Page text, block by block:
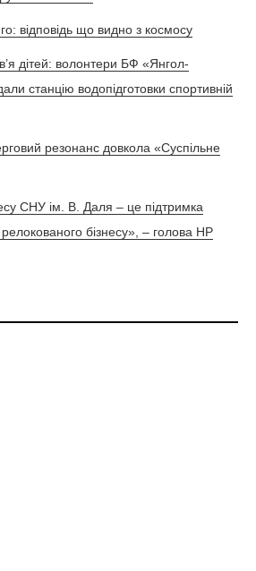
відповідь що видно з космосу
дітей: волонтери БФ «Янгол-
станцію водопідготовки спортивній
резонанс довкола «Суспільне
СНУ ім. В. Даля – це підтримка
бізнесу», – голова НР